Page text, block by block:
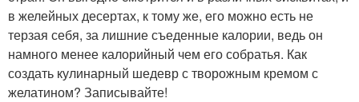
в желейных десертах, к тому же, его можно есть не
терзая себя, за лишние съеденные калории, ведь он
намного менее калорийный чем его собратья. Как
создать кулинарный шедевр с творожным кремом с
желатином? Записывайте!